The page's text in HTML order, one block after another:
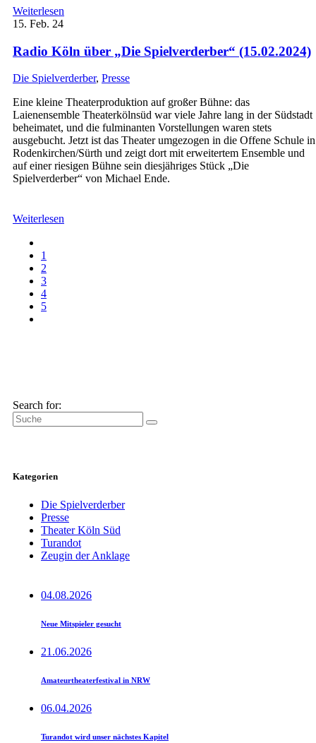
Weiterlesen
15. Feb. 24
Radio Köln über „Die Spielverderber“ (15.02.2024)
Die Spielverderber, Presse
Eine kleine Theaterproduktion auf großer Bühne: das
Laienensemble Theaterkölnsüd war viele Jahre lang in der Südstadt
beheimatet, und die fulminanten Vorstellungen waren stets
ausgebucht. Jetzt ist das Theater umgezogen in die Offene Schule in
Rodenkirchen/Sürth und zeigt dort mit erweitertem Ensemble und
auf einer riesigen Bühne sein diesjähriges Stück „Die
Spielverderber“ von Michael Ende.
Weiterlesen
1
2
3
4
5
Search for:
Kategorien
Die Spielverderber
Presse
Theater Köln Süd
Turandot
Zeugin der Anklage
04.08.2026
Neue Mitspieler gesucht
21.06.2026
Amateurtheaterfestival in NRW
06.04.2026
Turandot wird unser nächstes Kapitel